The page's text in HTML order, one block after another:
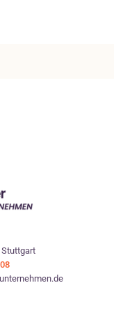
Stuttgart